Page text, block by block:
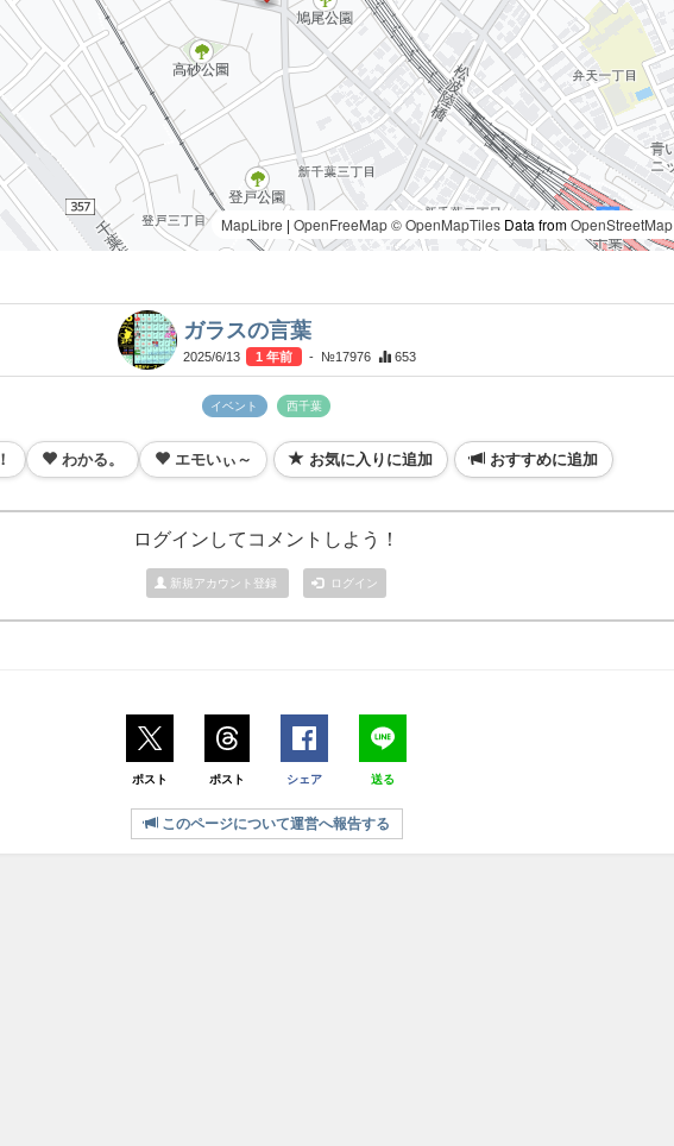
MapLibre | OpenFreeMap© OpenMapTiles Data fromOpenStreetMap
ガラスの言葉
2025/6/13 1 年前 - №17976 653
イベント 西千葉
わかる。 エモいぃ～ お気に入りに追加 おすすめに追加
ログインしてコメントしよう！
新規アカウント登録 ログイン
ポスト ポスト シェア 送る
このページについて運営へ報告する